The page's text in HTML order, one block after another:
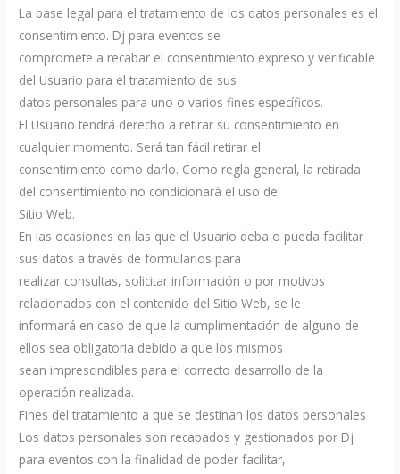
La base legal para el tratamiento de los datos personales es el
consentimiento. Dj para eventos se
compromete a recabar el consentimiento expreso y verificable
del Usuario para el tratamiento de sus
datos personales para uno o varios fines específicos.
El Usuario tendrá derecho a retirar su consentimiento en
cualquier momento. Será tan fácil retirar el
consentimiento como darlo. Como regla general, la retirada
del consentimiento no condicionará el uso del
Sitio Web.
En las ocasiones en las que el Usuario deba o pueda facilitar
sus datos a través de formularios para
realizar consultas, solicitar información o por motivos
relacionados con el contenido del Sitio Web, se le
informará en caso de que la cumplimentación de alguno de
ellos sea obligatoria debido a que los mismos
sean imprescindibles para el correcto desarrollo de la
operación realizada.
Fines del tratamiento a que se destinan los datos personales
Los datos personales son recabados y gestionados por Dj
para eventos con la finalidad de poder facilitar,